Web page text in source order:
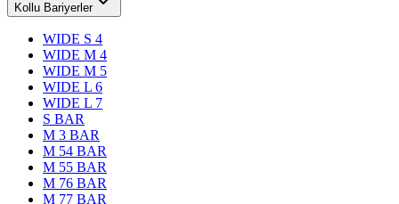
Kollu Bariyerler
WIDE S 4
WIDE M 4
WIDE M 5
WIDE L 6
WIDE L 7
S BAR
M 3 BAR
M 54 BAR
M 55 BAR
M 76 BAR
M 77 BAR